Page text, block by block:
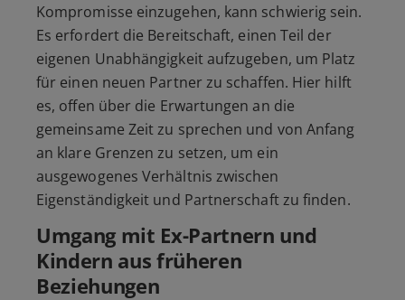
Kompromisse einzugehen, kann schwierig sein.
Es erfordert die Bereitschaft, einen Teil der
eigenen Unabhängigkeit aufzugeben, um Platz
für einen neuen Partner zu schaffen. Hier hilft
es, offen über die Erwartungen an die
gemeinsame Zeit zu sprechen und von Anfang
an klare Grenzen zu setzen, um ein
ausgewogenes Verhältnis zwischen
Eigenständigkeit und Partnerschaft zu finden.
Umgang mit Ex-Partnern und
Kindern aus früheren
Beziehungen